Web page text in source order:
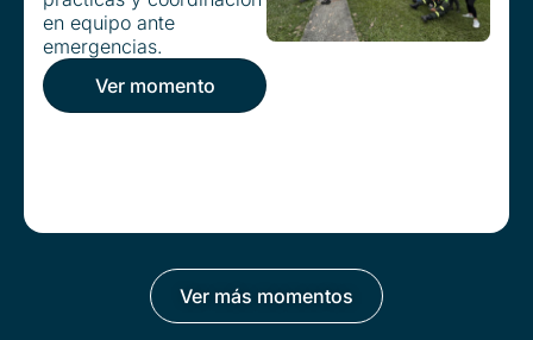
en equipo ante
emergencias.
Ver momento
Ver más momentos